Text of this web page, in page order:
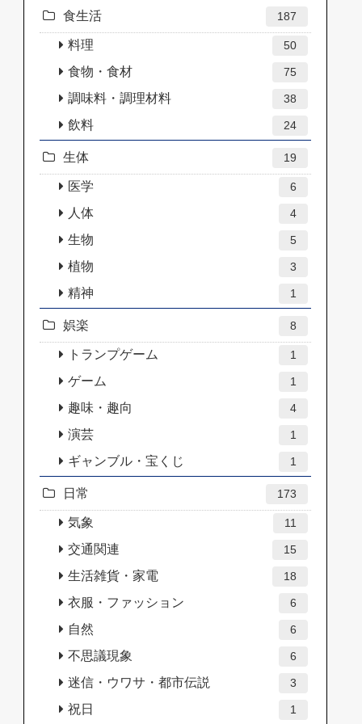
食生活 187
料理 50
食物・食材 75
調味料・調理材料 38
飲料 24
生体 19
医学 6
人体 4
生物 5
植物 3
精神 1
娯楽 8
トランプゲーム 1
ゲーム 1
趣味・趣向 4
演芸 1
ギャンブル・宝くじ 1
日常 173
気象 11
交通関連 15
生活雑貨・家電 18
衣服・ファッション 6
自然 6
不思議現象 6
迷信・ウワサ・都市伝説 3
祝日 1